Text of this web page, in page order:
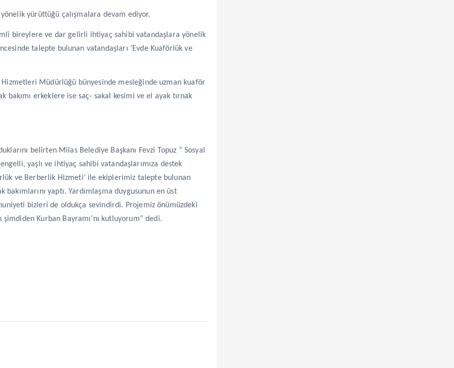
yürüttüğü çalışmalara devam ediyor.
bireylere ve dar gelirli ihtiyaç sahibi vatandaşlara yönelik
talepte bulunan vatandaşları ‘Evde Kuaförlük ve
Hizmetleri Müdürlüğü bünyesinde mesleğinde uzman kuaför
bakımı erkeklere ise saç- sakal kesimi ve el ayak tırnak
belirten Milas Belediye Başkanı Fevzi Topuz “ Sosyal
yaşlı ve ihtiyaç sahibi vatandaşlarımıza destek
ve Berberlik Hizmeti’ ile ekiplerimiz talepte bulunan
bakımlarını yaptı. Yardımlaşma duygusunun en üst
bizleri de oldukça sevindirdi. Projemiz önümüzdeki
Kurban Bayramı’nı kutluyorum” dedi.